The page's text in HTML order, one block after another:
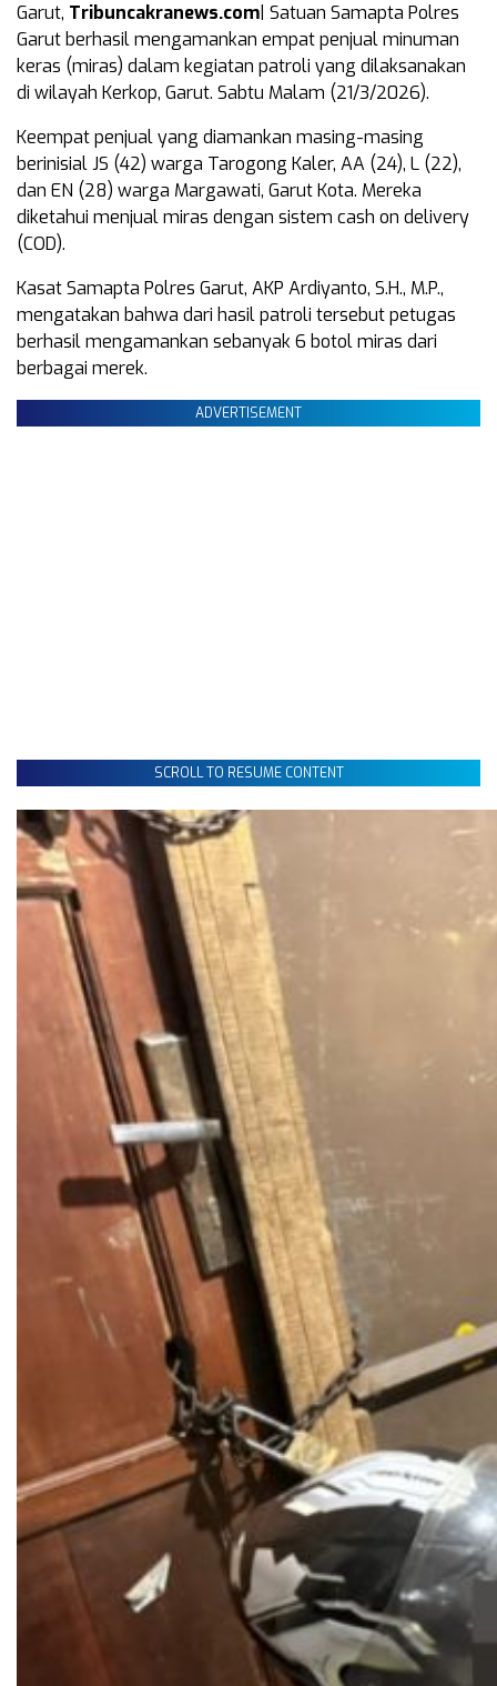
Garut, Tribuncakranews.com | Satuan Samapta Polres
Garut berhasil mengamankan empat penjual minuman
keras (miras) dalam kegiatan patroli yang dilaksanakan
di wilayah Kerkop, Garut. Sabtu Malam (21/3/2026).
Keempat penjual yang diamankan masing-masing
berinisial JS (42) warga Tarogong Kaler, AA (24), L (22),
dan EN (28) warga Margawati, Garut Kota. Mereka
diketahui menjual miras dengan sistem cash on delivery
(COD).
Kasat Samapta Polres Garut, AKP Ardiyanto, S.H., M.P.,
mengatakan bahwa dari hasil patroli tersebut petugas
berhasil mengamankan sebanyak 6 botol miras dari
berbagai merek.
ADVERTISEMENT
SCROLL TO RESUME CONTENT